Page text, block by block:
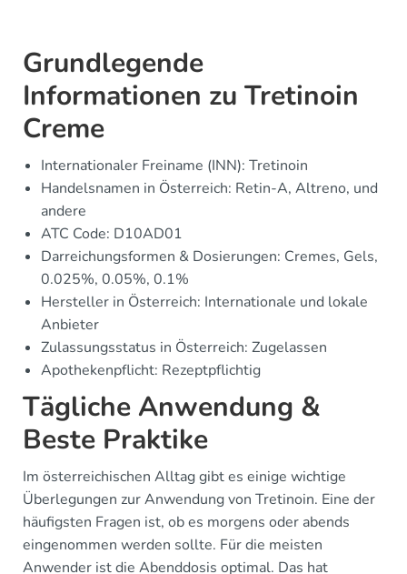
Grundlegende
Informationen zu Tretinoin
Creme
Internationaler Freiname (INN): Tretinoin
Handelsnamen in Österreich: Retin-A, Altreno, und
andere
ATC Code: D10AD01
Darreichungsformen & Dosierungen: Cremes, Gels,
0.025%, 0.05%, 0.1%
Hersteller in Österreich: Internationale und lokale
Anbieter
Zulassungsstatus in Österreich: Zugelassen
Apothekenpflicht: Rezeptpflichtig
Tägliche Anwendung &
Beste Praktike
Im österreichischen Alltag gibt es einige wichtige
Überlegungen zur Anwendung von Tretinoin. Eine der
häufigsten Fragen ist, ob es morgens oder abends
eingenommen werden sollte. Für die meisten
Anwender ist die Abenddosis optimal. Das hat